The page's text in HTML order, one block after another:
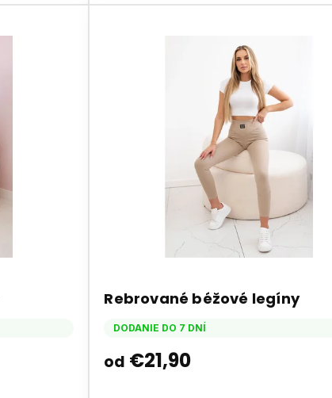
Rebrované béžové legíny
DODANIE DO 7 DNÍ
od €21,90